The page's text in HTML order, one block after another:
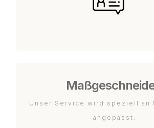
Unser Service wird speziell an
angepasst.